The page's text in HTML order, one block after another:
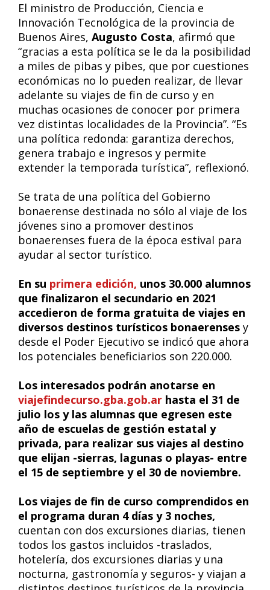
El ministro de Producción, Ciencia e
Innovación Tecnológica de la provincia de
Buenos Aires, Augusto Costa, afirmó que
“gracias a esta política se le da la posibilidad
a miles de pibas y pibes, que por cuestiones
económicas no lo pueden realizar, de llevar
adelante su viajes de fin de curso y en
muchas ocasiones de conocer por primera
vez distintas localidades de la Provincia”. “Es
una política redonda: garantiza derechos,
genera trabajo e ingresos y permite
extender la temporada turística”, reflexionó.
Se trata de una política del Gobierno
bonaerense destinada no sólo al viaje de los
jóvenes sino a promover destinos
bonaerenses fuera de la época estival para
ayudar al sector turístico.
En su primera edición, unos 30.000 alumnos
que finalizaron el secundario en 2021
accedieron de forma gratuita de viajes en
diversos destinos turísticos bonaerenses y
desde el Poder Ejecutivo se indicó que ahora
los potenciales beneficiarios son 220.000.
Los interesados podrán anotarse en
viajefindecurso.gba.gob.ar hasta el 31 de
julio los y las alumnas que egresen este
año de escuelas de gestión estatal y
privada, para realizar sus viajes al destino
que elijan -sierras, lagunas o playas- entre
el 15 de septiembre y el 30 de noviembre.
Los viajes de fin de curso comprendidos en
el programa duran 4 días y 3 noches,
cuentan con dos excursiones diarias, tienen
todos los gastos incluidos -traslados,
hotelería, dos excursiones diarias y una
nocturna, gastronomía y seguros- y viajan a